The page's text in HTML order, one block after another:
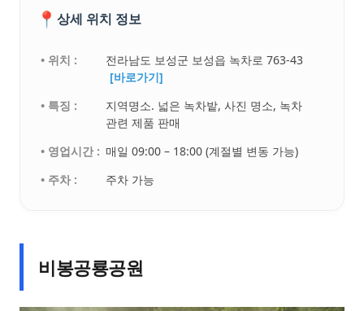
📍 상세 위치 정보
• 위치 :
전라남도 보성군 보성읍 녹차로 763-43
[바로가기]
• 특징 :
지역명소. 넓은 녹차밭, 사진 명소, 녹차
관련 제품 판매
• 영업시간 : 매일 09:00 – 18:00 (계절별 변동 가능)
• 주차 :
주차 가능
비봉공룡공원